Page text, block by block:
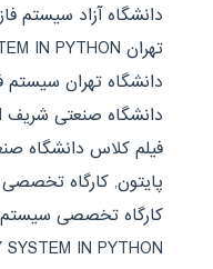
دانشگاه آزاد سیستم
تهران FUZZY SYSTEM IN PYTHON
دانشگاه تهران سیستم
دانشگاه صنعتی شریف FUZZY SYSTEM IN PYTHON
فیلم کلاس دانشگاه
پایتون, کارگاه تخصصی FUZZY SYSTEM IN PYTHON
کارگاه تخصصی سیستم
SYSTEM IN PYTHON